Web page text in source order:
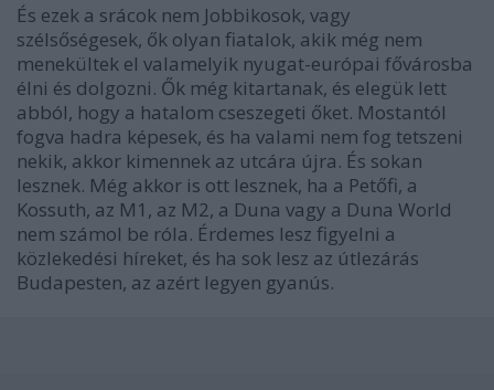
És ezek a srácok nem Jobbikosok, vagy
szélsőségesek, ők olyan fiatalok, akik még nem
menekültek el valamelyik nyugat-európai fővárosba
élni és dolgozni. Ők még kitartanak, és elegük lett
abból, hogy a hatalom cseszegeti őket. Mostantól
fogva hadra képesek, és ha valami nem fog tetszeni
nekik, akkor kimennek az utcára újra. És sokan
lesznek. Még akkor is ott lesznek, ha a Petőfi, a
Kossuth, az M1, az M2, a Duna vagy a Duna World
nem számol be róla. Érdemes lesz figyelni a
közlekedési híreket, és ha sok lesz az útlezárás
Budapesten, az azért legyen gyanús.